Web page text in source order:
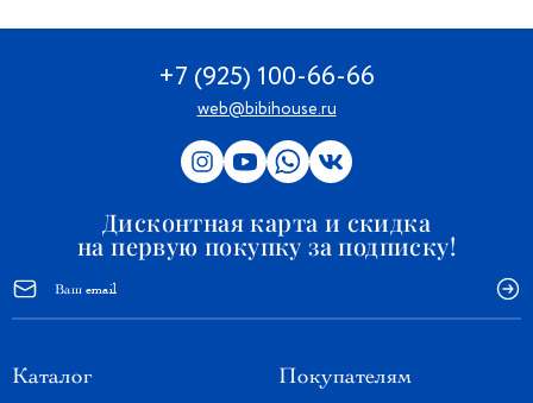
+7 (925) 100-66-66
web@bibihouse.ru
Дисконтная карта и скидка
на первую покупку за подписку!
Каталог Покупателям